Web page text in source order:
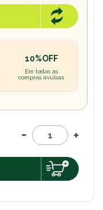
10%OFF
Em todas as
compras avulsas